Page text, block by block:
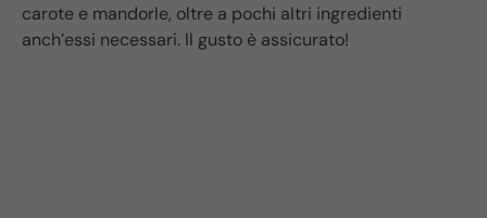
carote e mandorle, oltre a pochi altri ingredienti
anch’essi necessari. Il gusto è assicurato!